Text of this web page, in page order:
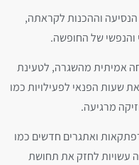
וההכנות לקראתה,
של החופשה.
אמיתית מהשגרה, לטעינת
שעות הפנאי לפעילויות כמו
מרגיעה.
ואתגרים חדשים כמו
עשויות לחזק את תחושת